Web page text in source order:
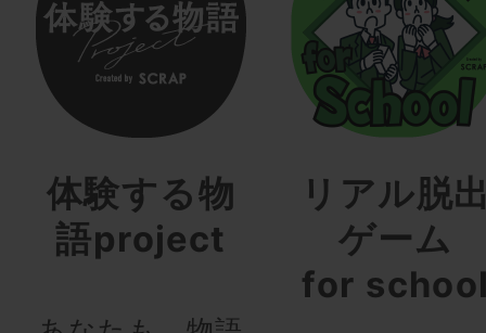
体験する物
語project
リアル脱
ゲーム
for